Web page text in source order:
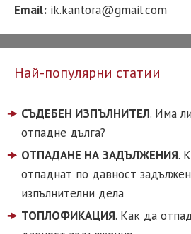
Email: ik.kantora@gmail.com
Най-популярни статии
СЪДЕБЕН ИЗПЪЛНИТЕЛ. Има
отпадне дълга?
ОТПАДАНЕ НА ЗАДЪЛЖЕНИЯ.
отпаднат по давност
изпълнителни дела
ТОПЛОФИКАЦИЯ. Как да